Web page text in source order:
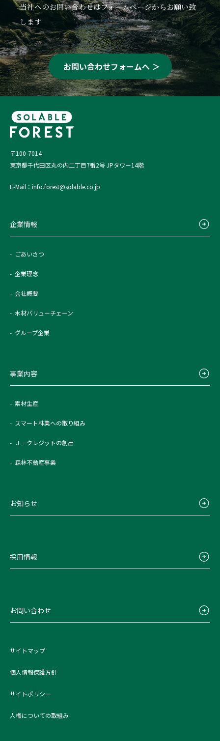
当社へのお問い合わせはフォームページからお願い致
します
お問い合わせフォームへ
〒100-7014
東京都千代田区丸の内二丁目7番2号 JPタワー14階
E-Mail：info.forest@solable.co.jp
企業情報
ごあいさつ
企業理念
会社概要
木材バリューチェーン
グループ企業
事業内容
素材生産
スマート林業への取り組み
Ｊ－クレジットの創出
森林不動産事業
お知らせ
採用情報
お問い合わせ
サイトマップ
個人情報保護方針
サイトポリシー
人権についての取組み